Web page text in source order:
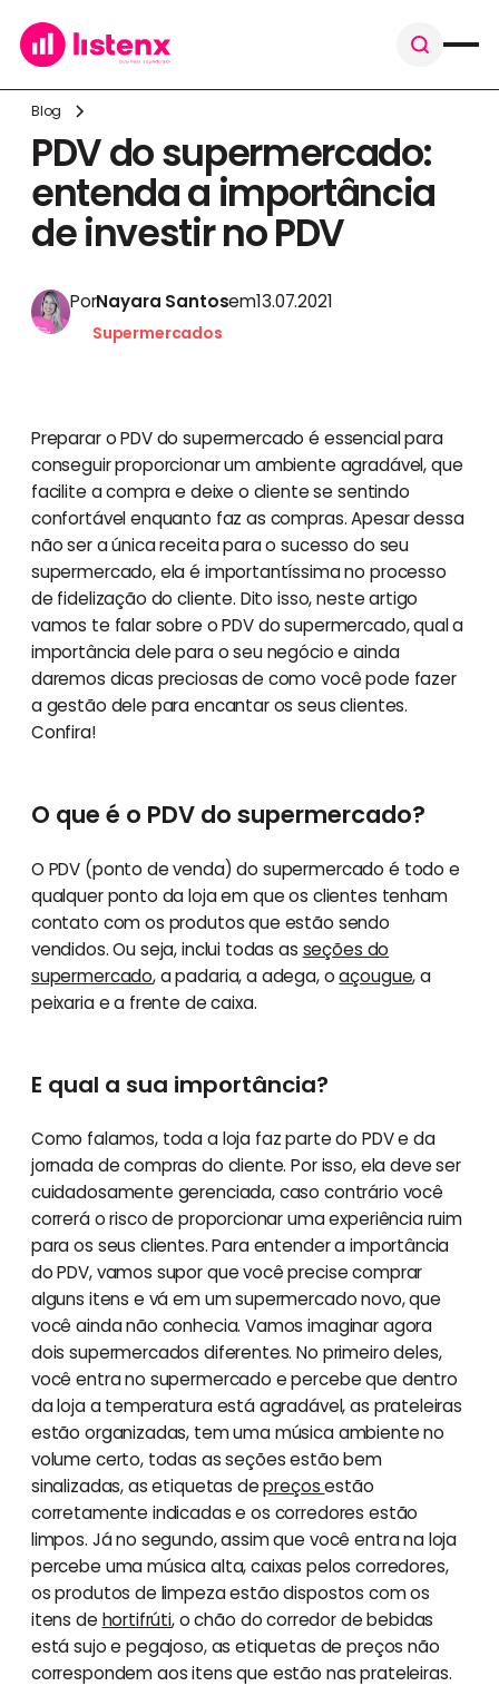
Blog
PDV do supermercado:
entenda a importância
de investir no PDV
PorNayara Santosem13.07.2021
Supermercados
Preparar o PDV do supermercado é essencial para
conseguir proporcionar um ambiente agradável, que
facilite a compra e deixe o cliente se sentindo
confortável enquanto faz as compras. Apesar dessa
não ser a única receita para o sucesso do seu
supermercado, ela é importantíssima no processo
de fidelização do cliente. Dito isso, neste artigo
vamos te falar sobre o PDV do supermercado, qual a
importância dele para o seu negócio e ainda
daremos dicas preciosas de como você pode fazer
a gestão dele para encantar os seus clientes.
Confira!
O que é o PDV do supermercado?
O PDV (ponto de venda) do supermercado é todo e
qualquer ponto da loja em que os clientes tenham
contato com os produtos que estão sendo
vendidos. Ou seja, inclui todas as seções do
supermercado, a padaria, a adega, oaçougue, a
peixaria e a frente de caixa.
E qual a sua importância?
Como falamos, toda a loja faz parte do PDV e da
jornada de compras do cliente. Por isso, ela deve ser
cuidadosamente gerenciada, caso contrário você
correrá o risco de proporcionar uma experiência ruim
para os seus clientes. Para entender a importância
do PDV, vamos supor que você precise comprar
alguns itens e vá em um supermercado novo, que
você ainda não conhecia. Vamos imaginar agora
dois supermercados diferentes. No primeiro deles,
você entra no supermercado e percebe que dentro
da loja a temperatura está agradável, as prateleiras
estão organizadas, tem uma música ambiente no
volume certo, todas as seções estão bem
sinalizadas, as etiquetas depreçosestão
corretamente indicadas e os corredores estão
limpos. Já no segundo, assim que você entra na loja
percebe uma música alta, caixas pelos corredores,
os produtos de limpeza estão dispostos com os
itens de hortifrúti, o chão do corredor de bebidas
está sujo e pegajoso, as etiquetas de preços não
correspondem aos itens que estão nas prateleiras.